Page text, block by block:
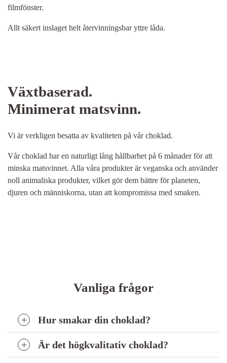
filmfönster.
Allt säkert inslaget helt återvinningsbar yttre låda.
Växtbaserad.
Minimerat matsvinn.
Vi är verkligen besatta av kvaliteten på vår choklad.
Vår choklad har en naturligt lång hållbarhet på 6 månader för att
minska matsvinnet. Alla våra produkter är veganska och använder
noll animaliska produkter, vilket gör dem bättre för planeten,
djuren och människorna, utan att kompromissa med smaken.
Vanliga frågor
Hur smakar din choklad?
Är det högkvalitativ choklad?